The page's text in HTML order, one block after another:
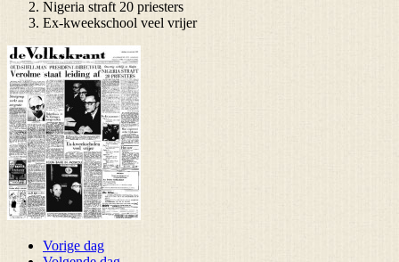
Nigeria straft 20 priesters
Ex-kweekschool veel vrijer
Vorige dag